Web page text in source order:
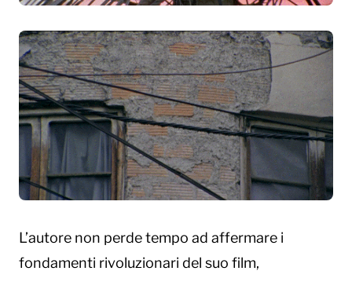
L’autore non perde tempo ad affermare i
fondamenti rivoluzionari del suo film,